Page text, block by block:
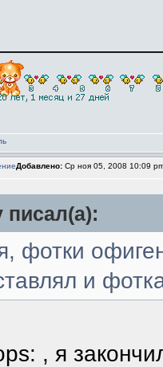
Добавлено: Ср ноя 05, 2008 10:09
писал(а):
фотки
и
, я